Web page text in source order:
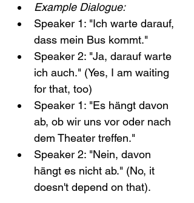
Example Dialogue:
Speaker 1: "Ich warte darauf,
dass mein Bus kommt."
Speaker 2: "Ja, darauf warte
ich auch." (Yes, I am waiting
for that, too)
Speaker 1: "Es hängt davon
ab, ob wir uns vor oder nach
dem Theater treffen."
Speaker 2: "Nein, davon
hängt es nicht ab." (No, it
doesn't depend on that).